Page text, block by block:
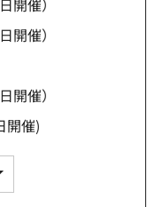
開催）
開催）
開催）
開催)